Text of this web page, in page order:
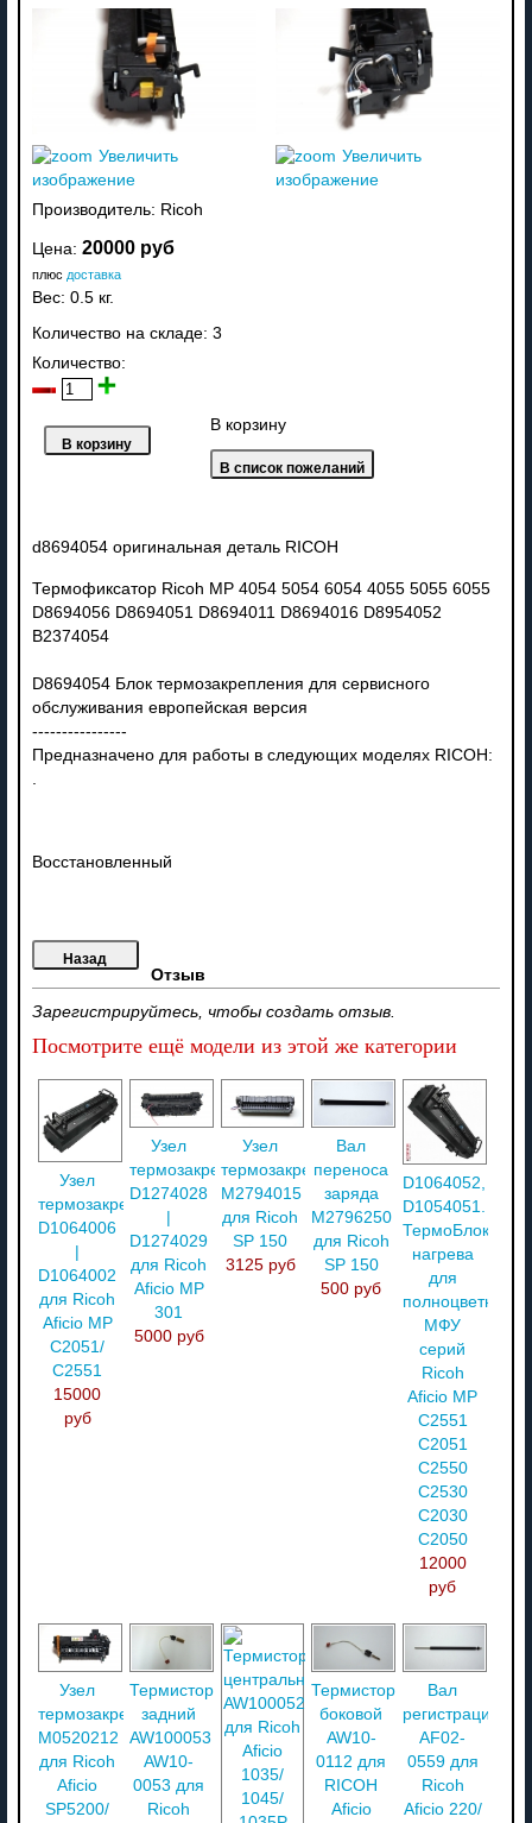
Увеличить
изображение
Увеличить
изображение
Производитель: Ricoh
Цена: 20000 руб
плюс доставка
Вес: 0.5 кг.
Количество на складе: 3
Количество:
В корзину
d8694054 оригинальная деталь RICOH
Термофиксатор Ricoh MP 4054 5054 6054 4055 5055 6055
D8694056 D8694051 D8694011 D8694016 D8954052
B2374054
D8694054 Блок термозакрепления для сервисного
обслуживания европейская версия
----------------
Предназначено для работы в следующих моделях RICOH:
Восстановленный
Отзыв
Зарегистрируйтесь, чтобы создать отзыв.
Посмотрите ещё модели из этой же категории
Узел
термозакрепления
D1064006
D1064002
для Ricoh
Aficio MP
C2051/
C2551
15000
руб
Узел
термозакрепления
D1274028
D1274029
для Ricoh
Aficio MP
301
5000 руб
Узел
термозакрепления
M2794015
для Ricoh
SP 150
3125 руб
Вал
переноса
заряда
M2796250
для Ricoh
SP 150
500 руб
D1064052,
D1054051.
ТермоБлок
нагрева
для
полноцветных
МФУ
серий
Ricoh
Aficio MP
С2551
С2051
C2550
C2530
C2030
C2050
12000
руб
Узел
термозакрепления
M0520212
для Ricoh
Aficio
SP5200/
Термистор
задний
AW100053
AW10-
0053 для
Ricoh
Термистор
боковой
AW10-
0112 для
RICOH
Aficio
Вал
регистрации
AF02-
0559 для
Ricoh
Aficio 220/